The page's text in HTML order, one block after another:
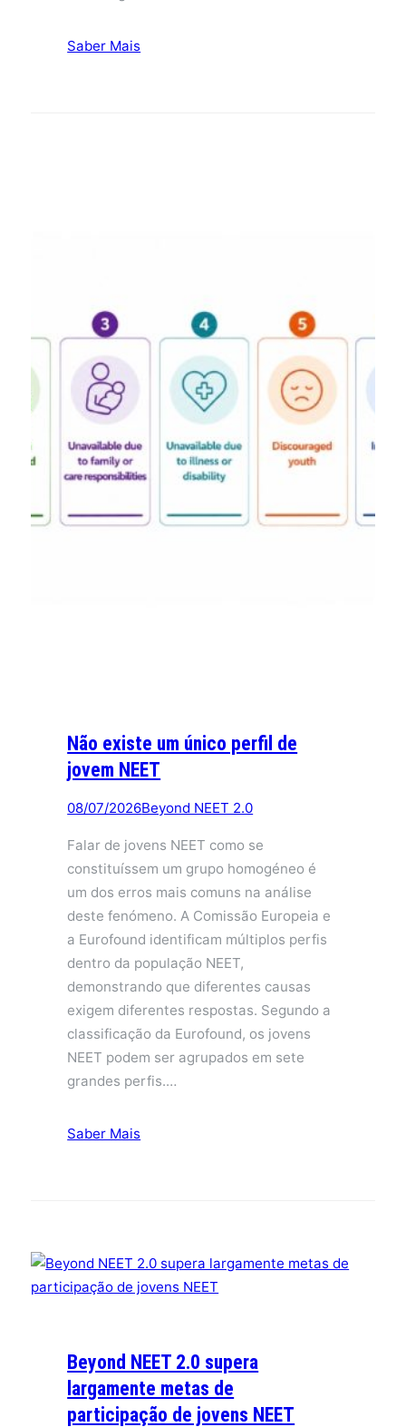
Saber Mais
Não existe um único perfil de
jovem NEET
08/07/2026Beyond NEET 2.0
Falar de jovens NEET como se
constituíssem um grupo homogéneo é
um dos erros mais comuns na análise
deste fenómeno. A Comissão Europeia e
a Eurofound identificam múltiplos perfis
dentro da população NEET,
demonstrando que diferentes causas
exigem diferentes respostas. Segundo a
classificação da Eurofound, os jovens
NEET podem ser agrupados em sete
grandes perfis.…
Saber Mais
Beyond NEET 2.0 supera
largamente metas de
participação de jovens NEET